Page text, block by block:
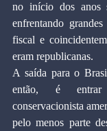
no início dos anos
enfrentando
fiscal e
eram republicanas.
A saída para o
então, é
conservacionista
pelo menos parte